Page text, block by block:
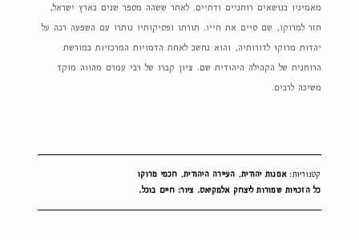
מאמיניו בנושאים רוחניים ודתיים. לאחר ששהה מספר שנים בארץ ישראל,
חזר למרוקו, שם סיים את חייו. תורתו ופסיקותיו נותרו עם השפעה רבה על
יהדות מרוקו לדורותיה, והוא נחשב לאחת הדמויות המרכזיות במורשת
הרוחנית של הקהילה היהודית שם. ציון קברו של רבי עמרם מהווה מוקד
משיכה לרבים.
קטגוריות:אמנות יהודית, העיירה היהודית, חכמי מרוקו
כל הזכויות שמורות ליצחק אלמקיאס. ציור: חיים בוכל.